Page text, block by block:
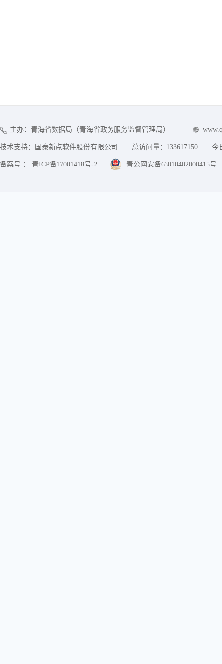
主办：青海省数据局（青海省政务服务监督管理局）
技术支持：国泰新点软件股份有限公司 总访问量： 133617150 今
备案号 ： 青ICP备17001418号-2 青公网安备63010402000415号